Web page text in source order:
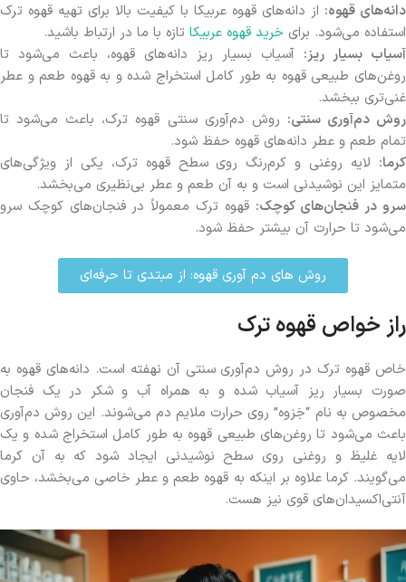
دانه‌های قهوه: از دانه‌های قهوه عربیکا با کیفیت بالا برای تهیه قهوه ترک
استفاده می‌شود. برای خرید قهوه عربیکا تازه با ما در ارتباط باشید.
آسیاب بسیار ریز: آسیاب بسیار ریز دانه‌های قهوه، باعث می‌شود تا
روغن‌های طبیعی قهوه به طور کامل استخراج شده و به قهوه طعم و عطر
غنی‌تری ببخشد.
روش دم‌آوری سنتی: روش دم‌آوری سنتی قهوه ترک، باعث می‌شود تا
تمام طعم و عطر دانه‌های قهوه حفظ شود.
کرما: لایه روغنی و کرم‌رنگ روی سطح قهوه ترک، یکی از ویژگی‌های
متمایز این نوشیدنی است و به آن طعم و عطر بی‌نظیری می‌بخشد.
سرو در فنجان‌های کوچک: قهوه ترک معمولاً در فنجان‌های کوچک سرو
می‌شود تا حرارت آن بیشتر حفظ شود.
روش های دم آوری قهوه: از مبتدی تا حرفه‌ای
راز خواص قهوه ترک
خاص قهوه ترک در روش دم‌آوری سنتی آن نهفته است. دانه‌های قهوه به
صورت بسیار ریز آسیاب شده و به همراه آب و شکر در یک فنجان
مخصوص به نام “جَزوه” روی حرارت ملایم دم می‌شوند. این روش دم‌آوری
باعث می‌شود تا روغن‌های طبیعی قهوه به طور کامل استخراج شده و یک
لایه غلیظ و روغنی روی سطح نوشیدنی ایجاد شود که به آن کرما
می‌گویند. کرما علاوه بر اینکه به قهوه طعم و عطر خاصی می‌بخشد، حاوی
آنتی‌اکسیدان‌های قوی نیز هست.